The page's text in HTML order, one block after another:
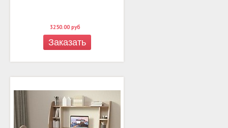
3250.00 руб
Заказать